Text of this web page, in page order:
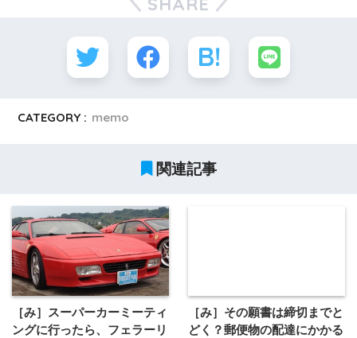
CATEGORY : memo
関連記事
［み］スーパーカーミーティ
ングに行ったら、フェラーリ
［み］その願書は締切までと
どく？郵便物の配達にかかる